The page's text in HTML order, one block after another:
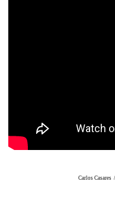
Carlos Casares